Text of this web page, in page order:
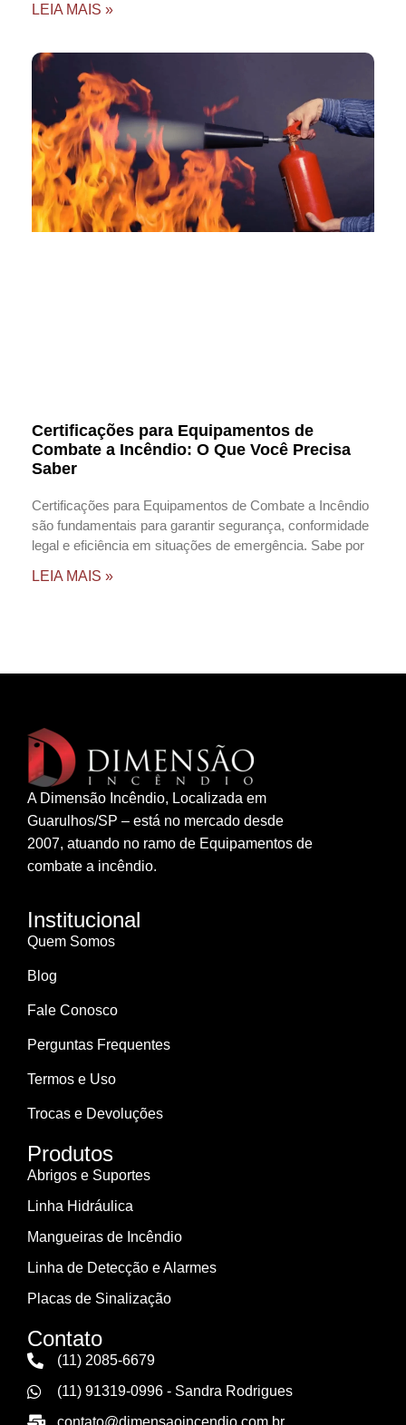
LEIA MAIS »
Certificações para Equipamentos de
Combate a Incêndio: O Que Você Precisa
Saber
Certificações para Equipamentos de Combate a Incêndio
são fundamentais para garantir segurança, conformidade
legal e eficiência em situações de emergência. Sabe por
LEIA MAIS »
A Dimensão Incêndio, Localizada em
Guarulhos/SP – está no mercado desde
2007, atuando no ramo de Equipamentos de
combate a incêndio.
Institucional
Quem Somos
Blog
Fale Conosco
Perguntas Frequentes
Termos e Uso
Trocas e Devoluções
Produtos
Abrigos e Suportes
Linha Hidráulica
Mangueiras de Incêndio
Linha de Detecção e Alarmes
Placas de Sinalização
Contato
(11) 2085-6679
(11) 91319-0996 - Sandra Rodrigues
contato@dimensaoincendio.com.br